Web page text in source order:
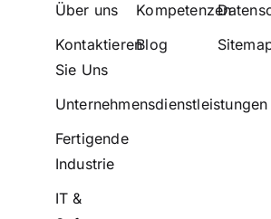
Über uns
Kontaktieren
Sie Uns
Unternehmensdienstleistungen
Fertigende
Industrie
IT &
Kompetenzen
Blog